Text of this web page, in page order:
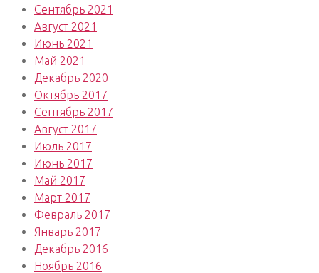
Сентябрь 2021
Август 2021
Июнь 2021
Май 2021
Декабрь 2020
Октябрь 2017
Сентябрь 2017
Август 2017
Июль 2017
Июнь 2017
Май 2017
Март 2017
Февраль 2017
Январь 2017
Декабрь 2016
Ноябрь 2016